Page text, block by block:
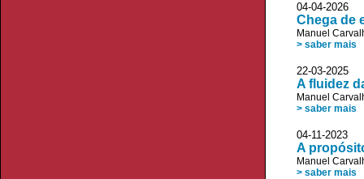
04-04-2026
Chega de
Manuel
> saber mais
22-03-2025
A fluidez
Manuel
> saber mais
04-11-2023
A
Manuel
> saber mais